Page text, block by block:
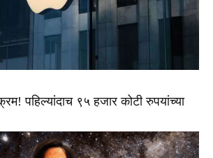
पहिल्यांदाच ९५ हजार कोटी रुपयांच्या